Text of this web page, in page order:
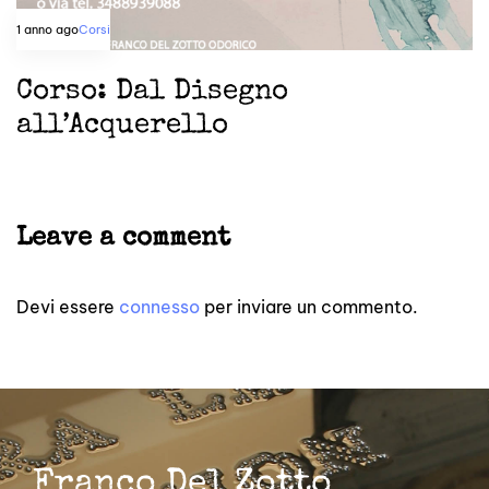
1 anno agoCorsi
Corso: Dal Disegno
all’Acquerello
Leave a comment
Devi essere connesso per inviare un commento.